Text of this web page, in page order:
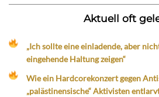
Aktuell oft
„Ich sollte eine einladende, aber
eingehende Haltung zeigen“
Wie ein Hardcorekonzert gegen
„palästinensische“ Aktivisten